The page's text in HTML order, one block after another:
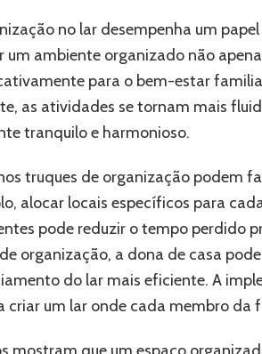
no lar desempenha um
um ambiente organizado não
para o bem-estar
as atividades se tornam mais
tranquilo e harmonioso.
truques de organização podem
alocar locais específicos para
pode reduzir o tempo perdido
organização, a dona de casa
do lar mais eficiente. A
criar um lar onde cada membro da